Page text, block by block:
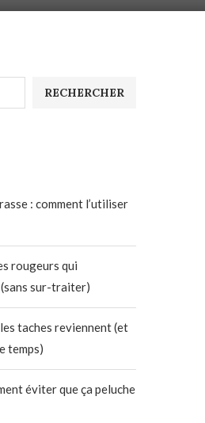
RECHERCHER
: comment l’utiliser
rougeurs qui
sur-traiter)
taches reviennent (et
temps)
éviter que ça peluche